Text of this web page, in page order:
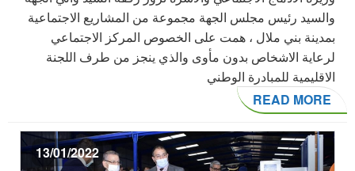
والسيد رئيس مجلس الجهة مجموعة من المشاريع الاجتماعية
بمدينة بني ملال ، همت على الخصوص المركز الاجتماعي
لرعاية الاشخاص بدون مأوى والذي ينجز من طرف اللجنة
الاقليمية للمبادرة الوطني
READ MORE
13/01/2022